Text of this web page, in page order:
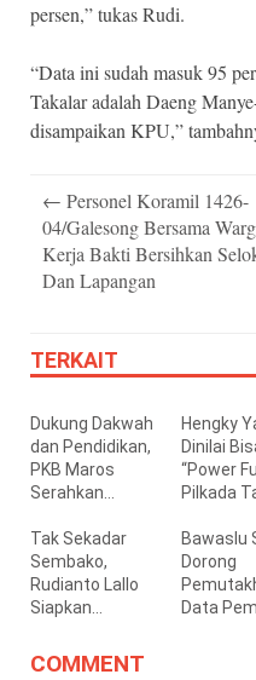
persen,” tukas Rudi.
“Data ini sudah masuk 95
Takalar adalah Daeng
disampaikan KPU,”
navigation
← Personel Koramil 1426-
04/Galesong Bersama
Kerja Bakti Bersihkan
Dan Lapangan
TERKAIT
Dukung Dakwah
dan Pendidikan,
PKB Maros
Serahkan
Operasional ke
Pesantren
Hidayatullah
Hengky
Dinilai
“Power
Pilkada
Tak Sekadar
Sembako,
Rudianto Lallo
Siapkan
Rumah Baru bagi
Bawaslu
Dorong
Data
COMMENT